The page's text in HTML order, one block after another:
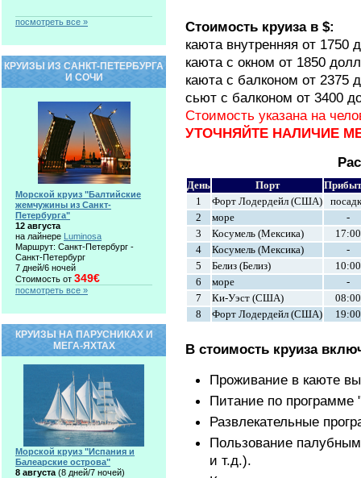
Стоимость круиза в $:
каюта внутренняя от 1750
каюта с окном от 1850
каюта с балконом от 2375
сьют с балконом от 3400
Стоимость указана на
УТОЧНЯЙТЕ НАЛИЧИЕ
День Порт
1
Форт Лодердейл (США)
2
море
-
3
Косумель (Мексика)
17:00
4
Косумель (Мексика)
-
5
Белиз (Белиз)
10:00
6
море
-
7
Ки-Уэст (США)
08:00
8
Форт Лодердейл (США) 19:00
В стоимость круиза
Проживание в каюте
Питание по программе
Развлекательные
Пользование
и т.д.).
посмотреть все »
КРУИЗЫ ИЗ САНКТ-ПЕТЕРБУРГА
И СОЧИ
Морской круиз "Балтийские
жемчужины из Санкт-
Петербурга"
12 августа
на лайнере Luminosa
Маршрут: Санкт-Петербург -
Санкт-Петербург
7 дней/6 ночей
Стоимость от 349€
посмотреть все »
КРУИЗЫ НА ПАРУСНИКАХ И
МЕГА-ЯХТАХ
Морской круиз "Испания и
Балеарские острова"
8 августа (8 дней/7 ночей)